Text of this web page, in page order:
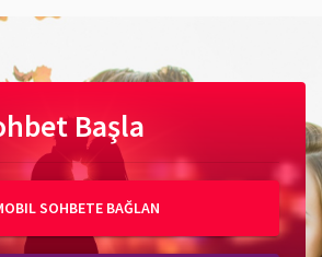
Başla
SOHBETE BAĞLAN